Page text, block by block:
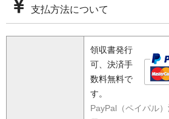
支払方法について
領収書発行
可、決済手
数料無料で
す。
PayPal（ペイパル